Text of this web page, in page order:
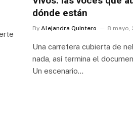
dónde están
By Alejandra Quintero 8 mayo,
Una carretera cubierta de
nada, así termina el
Un escenario…